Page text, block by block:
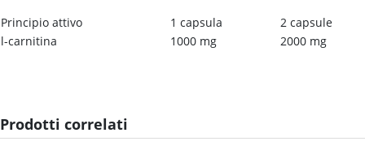
Principio attivo 1 capsula
2 capsule
l-carnitina
1000 mg 2000 mg
Prodotti correlati